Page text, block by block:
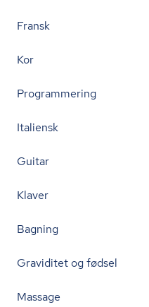
Fransk
Kor
Programmering
Italiensk
Guitar
Klaver
Bagning
Graviditet og fødsel
Massage